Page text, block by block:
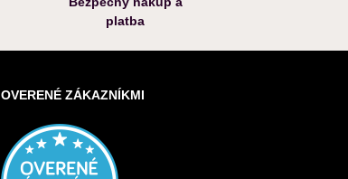
platba
OVERENÉ ZÁKAZNÍKMI